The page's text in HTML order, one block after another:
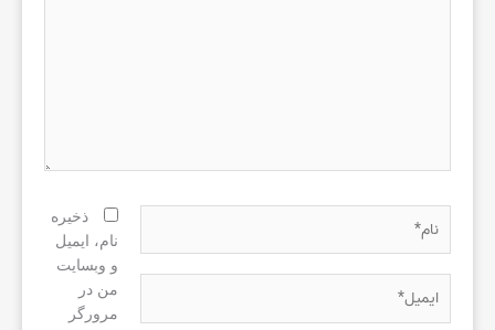
ذخیره
نام، ایمیل
و وبسایت
من در
مرورگر